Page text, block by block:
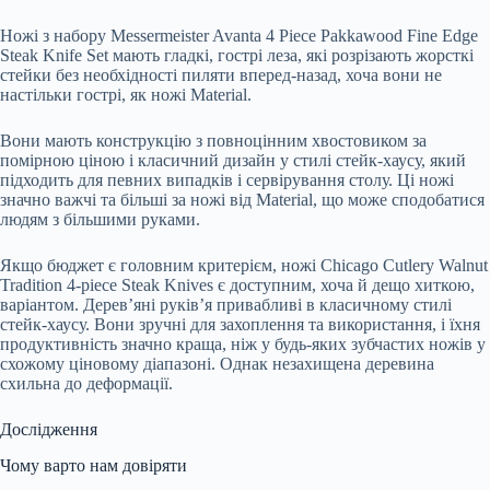
Ножі з набору Messermeister Avanta 4 Piece Pakkawood Fine Edge
Steak Knife Set мають гладкі, гострі леза, які розрізають жорсткі
стейки без необхідності пиляти вперед-назад, хоча вони не
настільки гострі, як ножі Material.
Вони мають конструкцію з повноцінним хвостовиком за
помірною ціною і класичний дизайн у стилі стейк-хаусу, який
підходить для певних випадків і сервірування столу. Ці ножі
значно важчі та більші за ножі від Material, що може сподобатися
людям з більшими руками.
Якщо бюджет є головним критерієм, ножі Chicago Cutlery Walnut
Tradition 4-piece Steak Knives є доступним, хоча й дещо хиткою,
варіантом. Дерев’яні руків’я привабливі в класичному стилі
стейк-хаусу. Вони зручні для захоплення та використання, і їхня
продуктивність значно краща, ніж у будь-яких зубчастих ножів у
схожому ціновому діапазоні. Однак незахищена деревина
схильна до деформації.
Дослідження
Чому варто нам довіряти